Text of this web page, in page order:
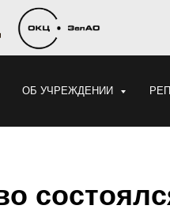
ОБ УЧРЕЖДЕНИИ